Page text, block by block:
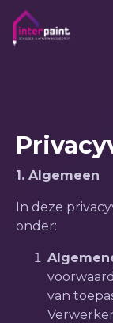
1. Algemeen
In deze
onder:
van